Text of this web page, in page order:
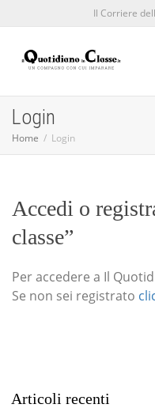
Il Corriere
Login
Home Login
Accedi o
classe”
Per accedere a Il
Se non sei registrato
Articoli recenti